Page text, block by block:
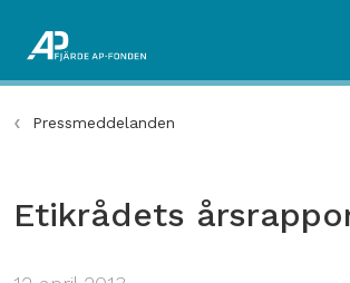
Pressmeddelanden
Etikrådets